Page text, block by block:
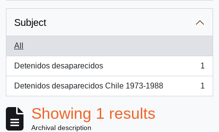
Subject
All
Detenidos desaparecidos
, 1 results
1
Detenidos desaparecidos Chile 1973-1988
, 1 results
1
Showing 1 results
Archival description